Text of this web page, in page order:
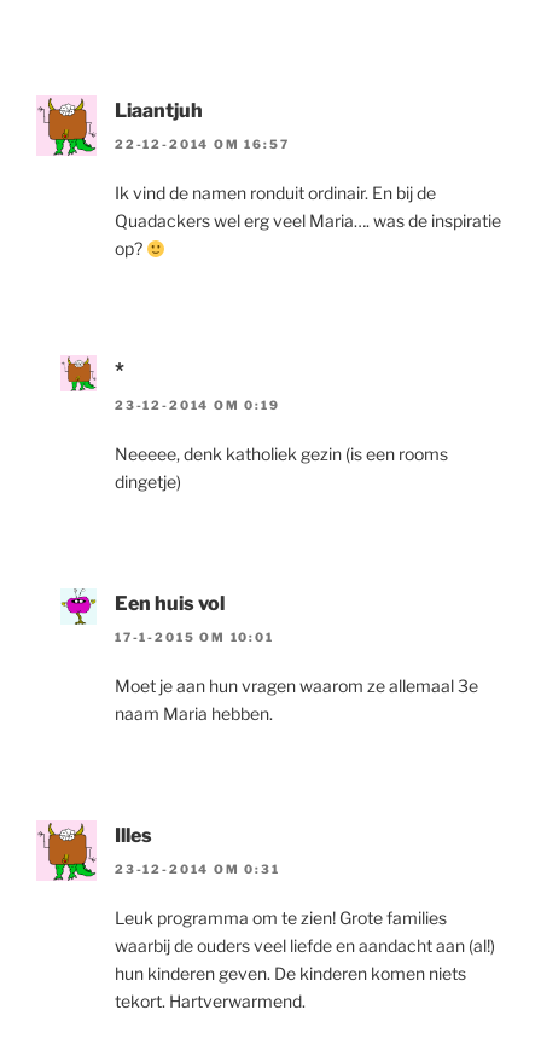
Liaantjuh
22-12-2014 OM 16:57
Ik vind de namen ronduit ordinair. En bij de
Quadackers wel erg veel Maria…. was de inspiratie
op?
*
23-12-2014 OM 0:19
Neeeee, denk katholiek gezin (is een rooms
dingetje)
Een huis vol
17-1-2015 OM 10:01
Moet je aan hun vragen waarom ze allemaal 3e
naam Maria hebben.
Illes
23-12-2014 OM 0:31
Leuk programma om te zien! Grote families
waarbij de ouders veel liefde en aandacht aan (al!)
hun kinderen geven. De kinderen komen niets
tekort. Hartverwarmend.